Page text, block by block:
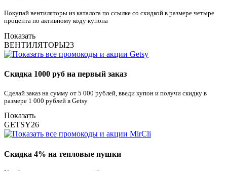
Покупай вентиляторы из каталога по ссылке со скидкой в размере четыре
процента по активному коду купона
Показать
ВЕНТИЛЯТОРЫ23
Скидка 1000 руб на первый заказ
Сделай заказ на сумму от 5 000 рублей, введи купон и получи скидку в
размере 1 000 рублей в Getsy
Показать
GETSY26
Скидка 4% на тепловые пушки